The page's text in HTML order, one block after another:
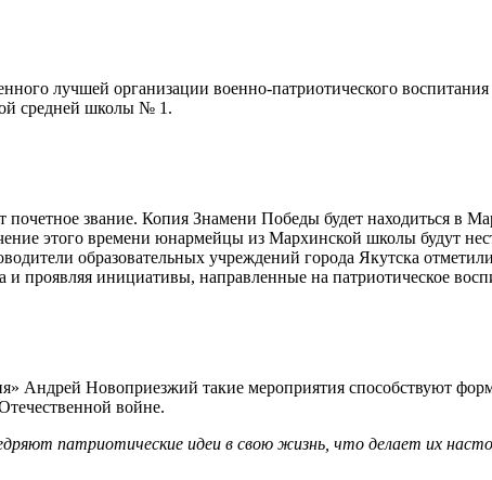
лучшей организации военно-патриотического
средней школы № 1.
почетное звание. Копия Знамени Победы будет находиться в
этого времени юнармейцы из Мархинской школы будут
образовательных учреждений города Якутска
проявляя инициативы, направленные на патриотическое
Новоприезжий такие мероприятия способствуют
войне.
патриотические идеи в свою жизнь, что делает их